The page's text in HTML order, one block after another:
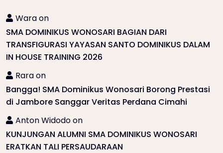
Waraon
SMA DOMINIKUS WONOSARI BAGIAN DARI
TRANSFIGURASI YAYASAN SANTO DOMINIKUS DALAM
IN HOUSE TRAINING 2026
Raraon
Bangga! SMA Dominikus Wonosari Borong Prestasi
di Jambore Sanggar Veritas Perdana Cimahi
Anton Widodoon
KUNJUNGAN ALUMNI SMA DOMINIKUS WONOSARI
ERATKAN TALI PERSAUDARAAN